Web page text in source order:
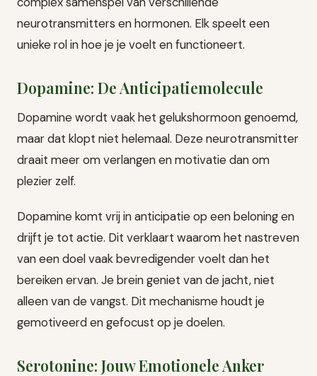
neurotransmitters en hormonen. Elk speelt een
unieke rol in hoe je je voelt en functioneert.
Dopamine: De Anticipatiemolecule
Dopamine wordt vaak het gelukshormoon genoemd,
maar dat klopt niet helemaal. Deze neurotransmitter
draait meer om verlangen en motivatie dan om
plezier zelf.
Dopamine komt vrij in anticipatie op een beloning en
drijft je tot actie. Dit verklaart waarom het nastreven
van een doel vaak bevredigender voelt dan het
bereiken ervan. Je brein geniet van de jacht, niet
alleen van de vangst. Dit mechanisme houdt je
gemotiveerd en gefocust op je doelen.
Serotonine: Jouw Emotionele Anker